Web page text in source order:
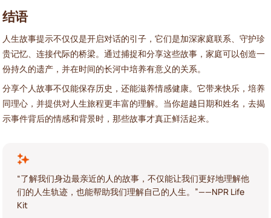
结语
人生故事提示不仅仅是开启对话的引子，它们是加深家庭联系、守护珍
贵记忆、连接代际的桥梁。通过捕捉和分享这些故事，家庭可以创造一
份持久的遗产，并在时间的长河中培养有意义的关系。
分享个人故事不仅能保存历史，还能滋养情感健康。它带来快乐，培养
同理心，并提供对人生旅程更丰富的理解。当你超越日期和姓名，去揭
示事件背后的情感和背景时，那些故事才真正鲜活起来。
“了解我们身边最亲近的人的故事，不仅能让我们更好地理解他
们的人生轨迹，也能帮助我们理解自己的人生。”——NPR Life
Kit